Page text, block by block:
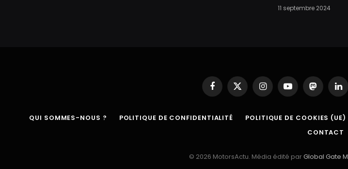
11 septembre 2024
Facebook
X
(Twitter)
InstagramYouTubeMastodon
QUI SOMMES-NOUS ? POLITIQUE DE CONFIDENTIALITÉ POLITIQUE DE COOKIES (UE)
CONTACT
© 2026 MotorsActu. Média édité parGlobal Gate